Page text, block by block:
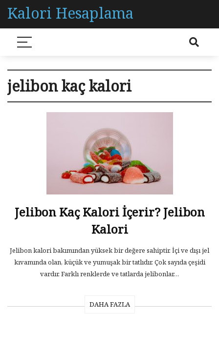
Kalori Hesaplama
jelibon kaç kalori
Jelibon Kaç Kalori İçerir? Jelibon
Kalori
Jelibon kalori bakımından yüksek bir değere sahiptir. İçi ve dışı jel
kıvamında olan, küçük ve yumuşak bir tatlıdır. Çok sayıda çeşidi
vardır. Farklı renklerde ve tatlarda jelibonlar…
DAHA FAZLA